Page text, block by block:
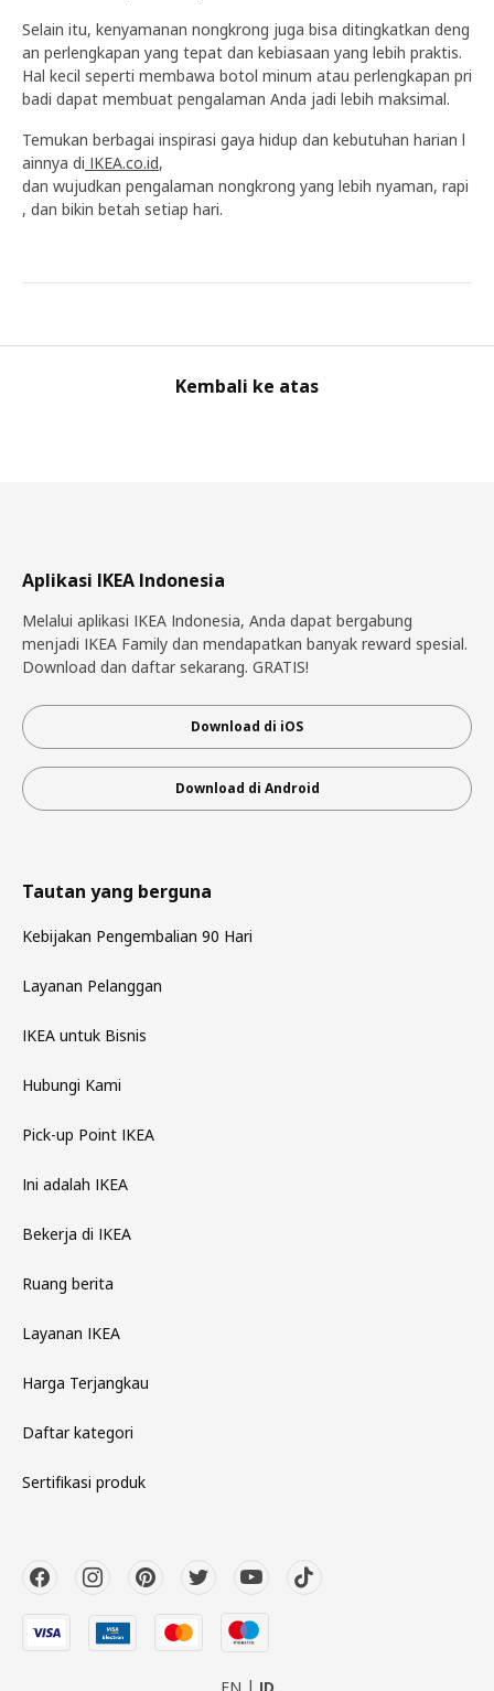
Selain itu, kenyamanan nongkrong juga bisa ditingkatkan deng
an perlengkapan yang tepat dan kebiasaan yang lebih praktis.
Hal kecil seperti membawa botol minum atau perlengkapan pri
badi dapat membuat pengalaman Anda jadi lebih maksimal.
Temukan berbagai inspirasi gaya hidup dan kebutuhan harian l
ainnya di IKEA.co.id,
dan wujudkan pengalaman nongkrong yang lebih nyaman, rapi
, dan bikin betah setiap hari.
Kembali ke atas
Aplikasi IKEA Indonesia
Melalui aplikasi IKEA Indonesia, Anda dapat bergabung
menjadi IKEA Family dan mendapatkan banyak reward spesial.
Download dan daftar sekarang. GRATIS!
Download di iOS
Download di Android
Tautan yang berguna
Kebijakan Pengembalian 90 Hari
Layanan Pelanggan
IKEA untuk Bisnis
Hubungi Kami
Pick-up Point IKEA
Ini adalah IKEA
Bekerja di IKEA
Ruang berita
Layanan IKEA
Harga Terjangkau
Daftar kategori
Sertifikasi produk